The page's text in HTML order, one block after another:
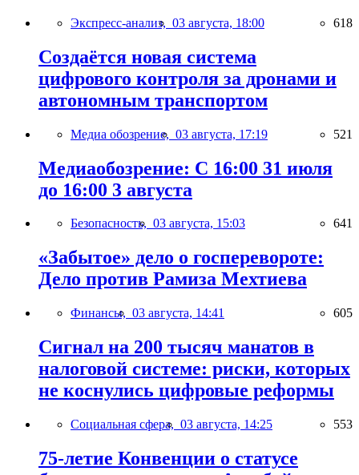
Экспресс-анализ, 03 августа, 18:00 618
Создаётся новая система
цифрового контроля за дронами и
автономным транспортом
Медиа обозрение, 03 августа, 17:19 521
Медиаобозрение: С 16:00 31 июля
до 16:00 3 августа
Безопасность, 03 августа, 15:03 641
«Забытое» дело о госперевороте:
Дело против Рамиза Мехтиева
Финансы, 03 августа, 14:41 605
Сигнал на 200 тысяч манатов в
налоговой системе: риски, которых
не коснулись цифровые реформы
Социальная сфера, 03 августа, 14:25 553
75-летие Конвенции о статусе